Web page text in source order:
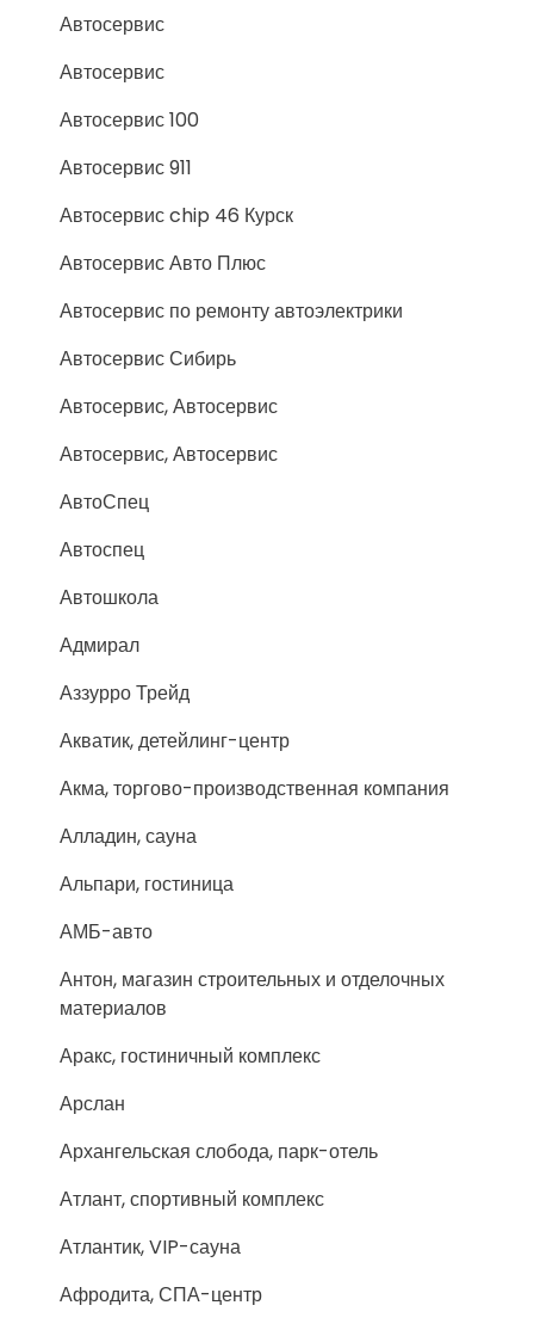
Автосервис
Автосервис
Автосервис 100
Автосервис 911
Автосервис chip 46 Курск
Автосервис Авто Плюс
Автосервис по ремонту автоэлектрики
Автосервис Сибирь
Автосервис, Автосервис
Автосервис, Автосервис
АвтоСпец
Автоспец
Автошкола
Адмирал
Аззурро Трейд
Акватик, детейлинг-центр
Акма, торгово-производственная компания
Алладин, сауна
Альпари, гостиница
АМБ-авто
Антон, магазин строительных и отделочных
материалов
Аракс, гостиничный комплекс
Арслан
Архангельская слобода, парк-отель
Атлант, спортивный комплекс
Атлантик, VIP-сауна
Афродита, СПА-центр